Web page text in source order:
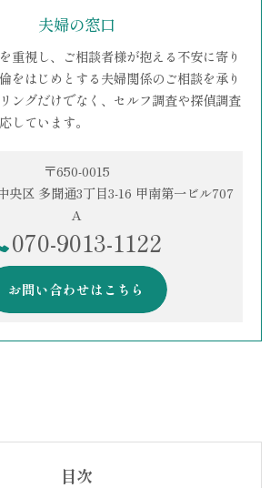
夫婦の窓口
重視し、ご相談者様が抱える不安に寄り
をはじめとする夫婦関係のご相談を承り
ングだけでなく、セルフ調査や探偵調査
しています。
〒650-0015
央区 多聞通3丁目3-16 甲南第一ビル707
A
070-9013-1122
お問い合わせはこちら
目次